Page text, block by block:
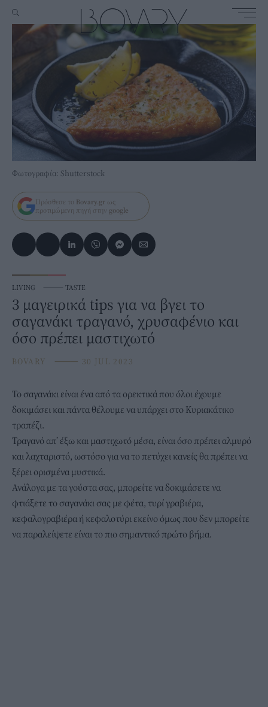
Φωτογραφία: Shutterstock
Πρόσθεσε το Bovary.gr ως
προτιμώμενη πηγή στην google
LIVING ⸻ TASTE
3 μαγειρικά tips για να βγει το
σαγανάκι τραγανό, χρυσαφένιο και
όσο πρέπει μαστιχωτό
BOVARY ⸻ 30 JUL 2023
Το σαγανάκι είναι ένα από τα ορεκτικά που όλοι έχουμε
δοκιμάσει και πάντα θέλουμε να υπάρχει στο Κυριακάτικο
τραπέζι.
Τραγανό απ’ έξω και μαστιχωτό μέσα, είναι όσο πρέπει αλμυρό
και λαχταριστό, ωστόσο για να το πετύχει κανείς θα πρέπει να
ξέρει ορισμένα μυστικά.
Ανάλογα με τα γούστα σας, μπορείτε να δοκιμάσετε να
φτιάξετε το σαγανάκι σας με φέτα, τυρί γραβιέρα,
κεφαλογραβιέρα ή κεφαλοτύρι εκείνο όμως που δεν μπορείτε
να παραλείψετε είναι το πιο σημαντικό πρώτο βήμα.